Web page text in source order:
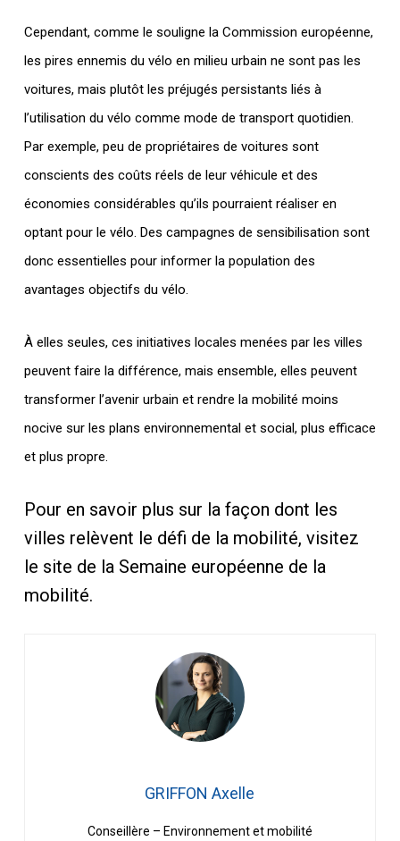
Cependant, comme le souligne la Commission européenne,
les pires ennemis du vélo en milieu urbain ne sont pas les
voitures, mais plutôt les préjugés persistants liés à
l’utilisation du vélo comme mode de transport quotidien.
Par exemple, peu de propriétaires de voitures sont
conscients des coûts réels de leur véhicule et des
économies considérables qu’ils pourraient réaliser en
optant pour le vélo. Des campagnes de sensibilisation sont
donc essentielles pour informer la population des
avantages objectifs du vélo.
À elles seules, ces initiatives locales menées par les villes
peuvent faire la différence, mais ensemble, elles peuvent
transformer l’avenir urbain et rendre la mobilité moins
nocive sur les plans environnemental et social, plus efficace
et plus propre.
Pour en savoir plus sur la façon dont les
villes relèvent le défi de la mobilité, visitez
le site de la Semaine européenne de la
mobilité.
GRIFFON Axelle
Conseillère – Environnement et mobilité